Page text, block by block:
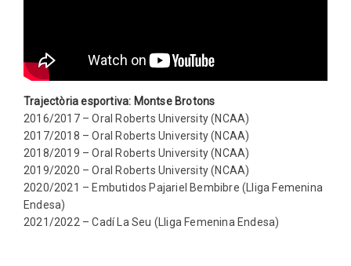
Trajectòria esportiva: Montse Brotons
2016/2017 – Oral Roberts University (NCAA)
2017/2018 – Oral Roberts University (NCAA)
2018/2019 – Oral Roberts University (NCAA)
2019/2020 – Oral Roberts University (NCAA)
2020/2021 – Embutidos Pajariel Bembibre (Lliga Femenina
Endesa)
2021/2022 – Cadí La Seu (Lliga Femenina Endesa)